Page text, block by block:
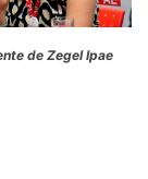
de Zegel Ipae